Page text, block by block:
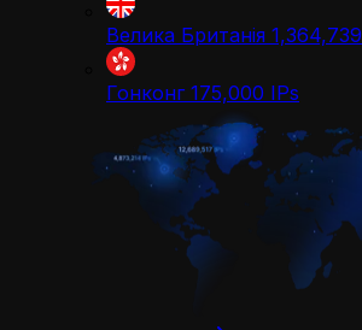
Велика Британія 1,364,739
Гонконг 175,000 IPs